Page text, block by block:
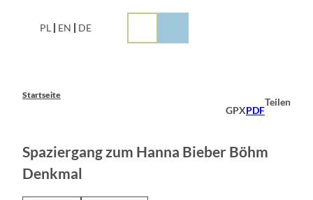
PL EN DE
Startseite
GPXPDF
Teilen
Spaziergang zum Hanna Bieber Böhm
Denkmal